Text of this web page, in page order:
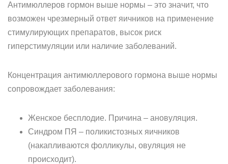
Антимюллеров гормон выше нормы – это значит, что
возможен чрезмерный ответ яичников на применение
стимулирующих препаратов, высок риск
гиперстимуляции или наличие заболеваний.
Концентрация антимюллерового гормона выше нормы
сопровождает заболевания:
Женское бесплодие. Причина – ановуляция.
Синдром ПЯ – поликистозных яичников
(накапливаются фолликулы, овуляция не
происходит).